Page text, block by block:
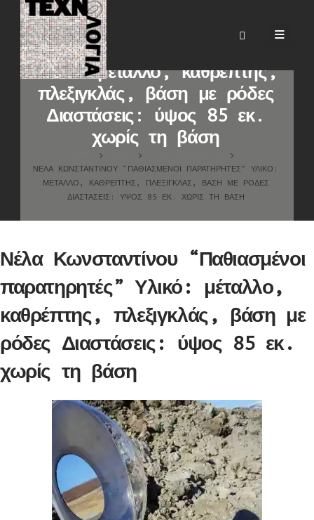
Νέλα Κωνσταντίνου
“Παθιασμένοι παρατηρητές”
Υλικό: μέταλλο, καθρέπτης,
πλεξιγκλάς, βάση με ρόδες
Διαστάσεις: ύψος 85 εκ.
χωρίς τη βάση
ΝΈΛΑ ΚΩΝΣΤΑΝΤΊΝΟΥ “ΠΑΘΙΑΣΜΈΝΟΙ ΠΑΡΑΤΗΡΗΤΈΣ” ΥΛΙΚΌ:
ΜΈΤΑΛΛΟ, ΚΑΘΡΈΠΤΗΣ, ΠΛΕΞΙΓΚΛΆΣ, ΒΆΣΗ ΜΕ ΡΌΔΕΣ
ΔΙΑΣΤΆΣΕΙΣ: ΎΨΟΣ 85 ΕΚ. ΧΩΡΊΣ ΤΗ ΒΆΣΗ
Νέλα Κωνσταντίνου “Παθιασμένοι
παρατηρητές” Υλικό: μέταλλο,
καθρέπτης, πλεξιγκλάς, βάση με
ρόδες Διαστάσεις: ύψος 85 εκ.
χωρίς τη βάση